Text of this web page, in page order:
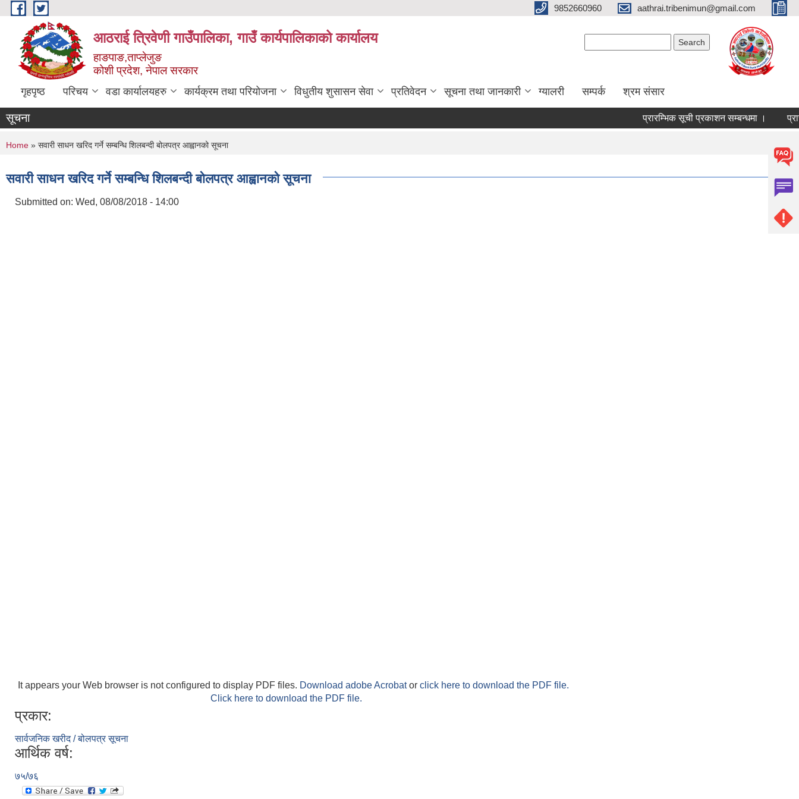
Skip to main content 9852660960 aathrai.tribenimun@gmail.com
आठराई त्रिवेणी गाउँपालिका, गाउँ कार्यपालिकाको कार्यालय
हाङपाङ,ताप्लेजुङ
कोशी प्रदेश, नेपाल सरकार
गृहपृष्ठ परिचय वडा कार्यालयहरु कार्यक्रम तथा परियोजना विधुतीय शुसासन सेवा प्रतिवेदन सूचना तथा जानकारी ग्यालरी सम्पर्क श्रम संसार
सूचना प्रारम्भिक सूची प्रकाशन सम्बन्धमा ।
You are here
Home » सवारी साधन खरिद गर्ने सम्बन्धि शिलबन्दी बोलपत्र आह्वानको सूचना
सवारी साधन खरिद गर्ने सम्बन्धि शिलबन्दी बोलपत्र आह्वानको सूचना
Submitted on: Wed, 08/08/2018 - 14:00
It appears your Web browser is not configured to display PDF files. Download adobe Acrobator click here to download the PDF file.
Click here to download the PDF file.
प्रकार:
सार्वजनिक खरीद / बोलपत्र सूचना
आर्थिक वर्ष:
७५/७६